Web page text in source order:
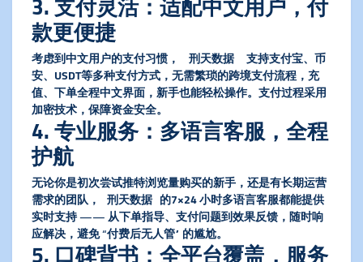
款更便捷
考虑到中文用户的支付习惯， 刑天数据 支持支付宝、币
安、USDT等多种支付方式，无需繁琐的跨境支付流程，充
值、下单全程中文界面，新手也能轻松操作。支付过程采用
加密技术，保障资金安全。
4. 专业服务：多语言客服，全程
护航
无论你是初次尝试推特浏览量购买的新手，还是有长期运营
需求的团队， 刑天数据 的7×24 小时多语言客服都能提供
实时支持 —— 从下单指导、支付问题到效果反馈，随时响
应解决，避免 “付费后无人管” 的尴尬。